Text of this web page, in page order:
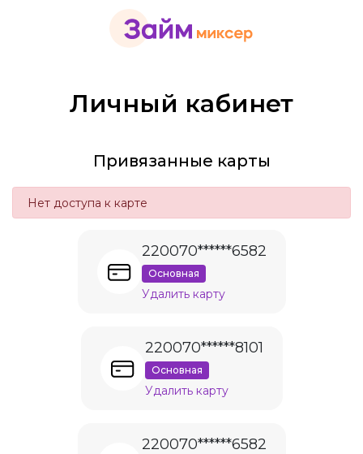
Личный кабинет
Привязанные карты
Нет доступа к карте
220070******6582
Основная
Удалить карту
220070******8101
Основная
Удалить карту
220070******6582